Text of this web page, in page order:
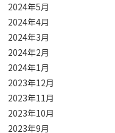
2024年5月
2024年4月
2024年3月
2024年2月
2024年1月
2023年12月
2023年11月
2023年10月
2023年9月